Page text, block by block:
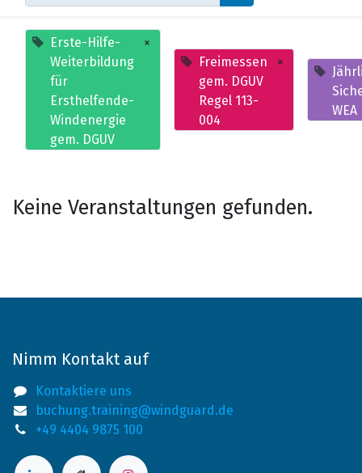
Erste-Hilfe-
Weiterbildung
für
Ersthelfende-
Windenergie
gem. DGUV
×
Freimessen
gem. DGUV
Regel 113-
004
×
WEA
Keine Veranstaltungen gefunden.
Nimm Kontakt auf
Kontaktiere uns
buchung.training@windguard.de
+49 4404 9875 100